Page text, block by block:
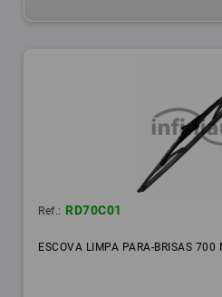
Ref.: RD70C01
ESCOVA LIMPA PARA-BRISAS 700